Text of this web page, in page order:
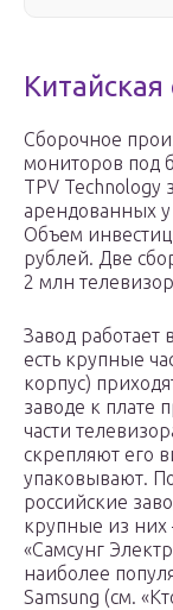
Китайская
Сборочное
мониторов под
TPV Technology
арендованных
Объем
рублей. Две
2 млн
Завод работает
есть крупные
корпус)
заводе к плате
части
скрепляют его
упаковывают.
российские
крупные из
«Самсунг
наиболее
Samsung (см.